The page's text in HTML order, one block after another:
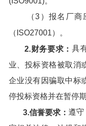
（3）报名厂
（ISO27001）。
2.财务要求：具
业、投标资格被取消
企业没有因骗取中标
停投标资格并在暂停期
3.信誉要求：遵守